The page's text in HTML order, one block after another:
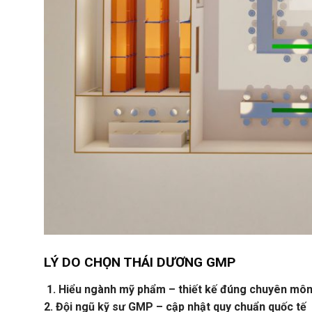
LÝ DO CHỌN THÁI DƯƠNG GMP
1. Hiểu ngành mỹ phẩm – thiết kế đúng chuyên môn
2. Đội ngũ kỹ sư GMP – cập nhật quy chuẩn quốc tế